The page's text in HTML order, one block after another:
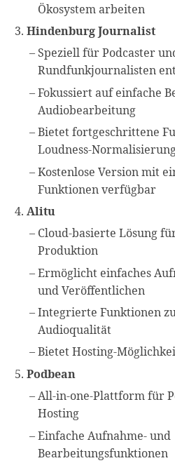
Ökosystem arbeiten
Hindenburg Journalist
Speziell für Podcaster
Rundfunkjournalisten
Fokussiert auf einfache
Audiobearbeitung
Bietet fortgeschrittene
Loudness-
Kostenlose Version mit
Funktionen verfügbar
Alitu
Cloud-basierte Lösung
Produktion
Ermöglicht einfaches
und Veröffentlichen
Integrierte Funktionen
Audioqualität
Bietet Hosting-
Podbean
All-in-one-Plattform für
Hosting
Einfache Aufnahme- und
Bearbeitungsfunktionen